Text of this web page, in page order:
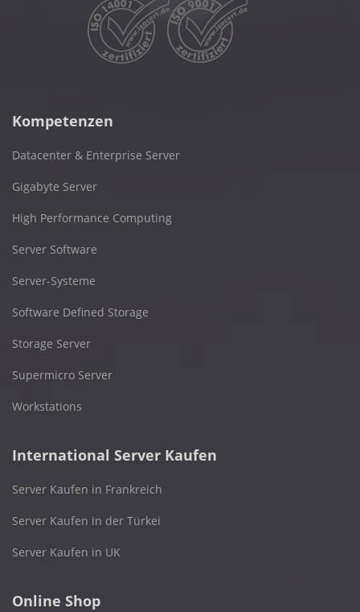
Kompetenzen
Datacenter & Enterprise Server
Gigabyte Server
High Performance Computing
Server Software
Server-Systeme
Software Defined Storage
Storage Server
Supermicro Server
Workstations
International Server Kaufen
Server Kaufen in Frankreich
Server Kaufen in der Türkei
Server Kaufen in UK
Online Shop